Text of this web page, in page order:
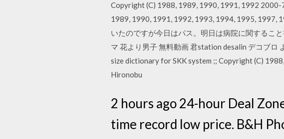
Copyright (C) 1988, 1989, 1990, 1991, 1992
1989, 1990, 1991, 1992, 1993, 1994, 1995, 1997,
いたのですが今日はパス。明日は病院に関するこ
マ 花より男子 無料動画 君station desalin デコブロ
size dictionary for SKK system ;; Copyright (C)
Hironobu
2 hours ago 24-hour Deal
time record low price. B&H